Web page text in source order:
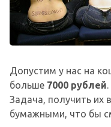
Допустим у нас на
больше 7000 рублей.
Задача, получить их
бумажными, что бы